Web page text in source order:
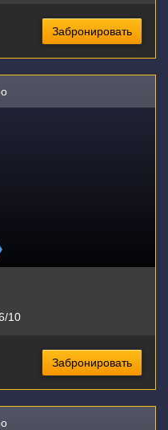
Забронировать
/10
Забронировать